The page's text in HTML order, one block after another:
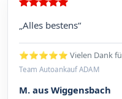
„Alles bestens“
⭐⭐⭐⭐⭐ Vielen Dank
Team Autoankauf ADAM
M. aus Wiggensbach